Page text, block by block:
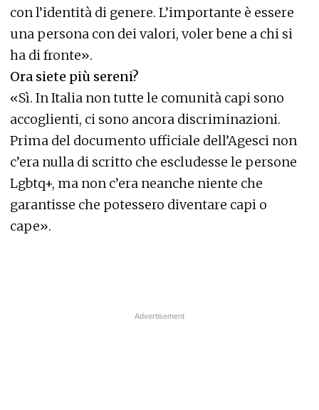
con l’identità di genere. L’importante è essere
una persona con dei valori, voler bene a chi si
ha di fronte».
Ora siete più sereni?
«Sì. In Italia non tutte le comunità capi sono
accoglienti, ci sono ancora discriminazioni.
Prima del documento ufficiale dell’Agesci non
c’era nulla di scritto che escludesse le persone
Lgbtq+, ma non c’era neanche niente che
garantisse che potessero diventare capi o
cape».